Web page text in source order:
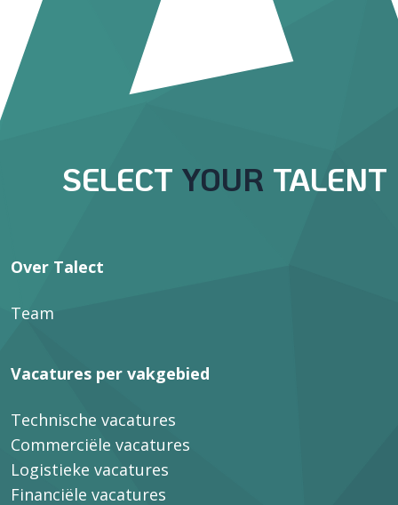
SELECT YOUR TALENT
Over Talect
Team
Vacatures per vakgebied
Technische vacatures
Commerciële vacatures
Logistieke vacatures
Financiële vacatures